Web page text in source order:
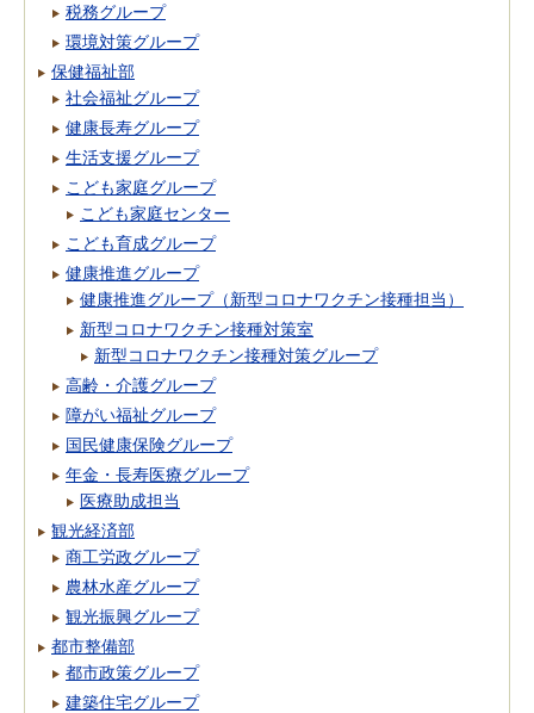
税務グループ
環境対策グループ
保健福祉部
社会福祉グループ
健康長寿グループ
生活支援グループ
こども家庭グループ
こども家庭センター
こども育成グループ
健康推進グループ
健康推進グループ（新型コロナワクチン接種担当）
新型コロナワクチン接種対策室
新型コロナワクチン接種対策グループ
高齢・介護グループ
障がい福祉グループ
国民健康保険グループ
年金・長寿医療グループ
医療助成担当
観光経済部
商工労政グループ
農林水産グループ
観光振興グループ
都市整備部
都市政策グループ
建築住宅グループ